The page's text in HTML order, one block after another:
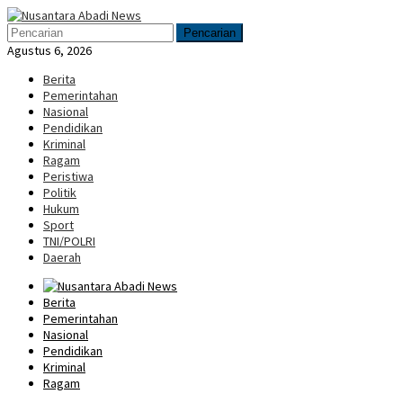
Loncat
ke
konten
Menu
Mobile
Pencarian
Agustus 6, 2026
Berita
Pemerintahan
Nasional
Pendidikan
Kriminal
Ragam
Peristiwa
Politik
Hukum
Sport
TNI/POLRI
Daerah
Berita
Pemerintahan
Nasional
Pendidikan
Kriminal
Ragam